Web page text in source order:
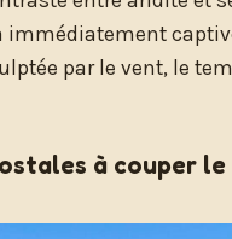
par le vent, le
à couper